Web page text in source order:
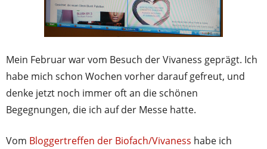
Mein Februar war vom Besuch der Vivaness geprägt. Ich
habe mich schon Wochen vorher darauf gefreut, und
denke jetzt noch immer oft an die schönen
Begegnungen, die ich auf der Messe hatte.
Vom Bloggertreffen der Biofach/Vivaness habe ich